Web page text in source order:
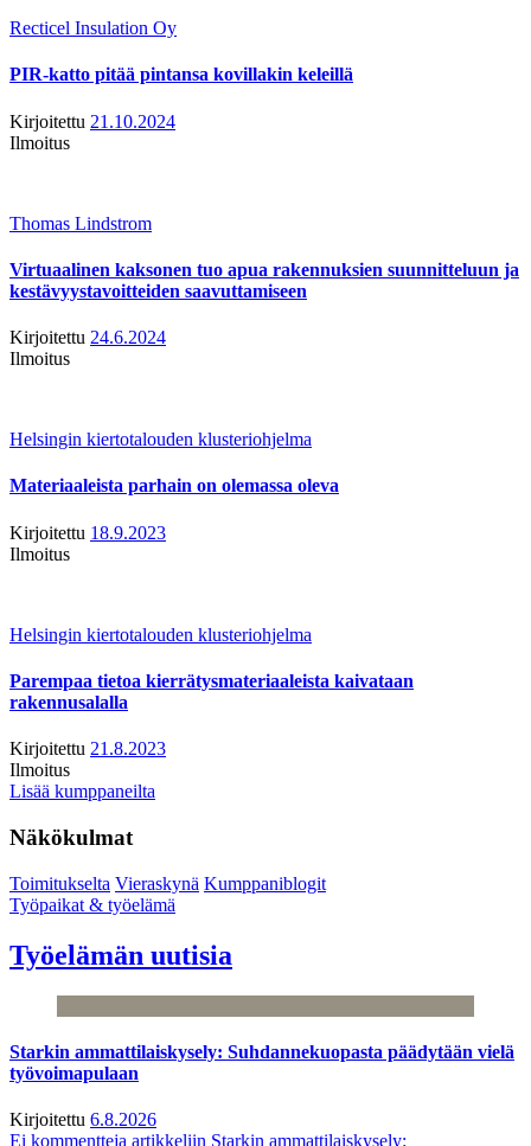
Recticel Insulation Oy
PIR-katto pitää pintansa kovillakin keleillä
Kirjoitettu 21.10.2024
Ilmoitus
Thomas Lindstrom
Virtuaalinen kaksonen tuo apua rakennuksien suunnitteluun ja
kestävyystavoitteiden saavuttamiseen
Kirjoitettu 24.6.2024
Ilmoitus
Helsingin kiertotalouden klusteriohjelma
Materiaaleista parhain on olemassa oleva
Kirjoitettu 18.9.2023
Ilmoitus
Helsingin kiertotalouden klusteriohjelma
Parempaa tietoa kierrätysmateriaaleista kaivataan
rakennusalalla
Kirjoitettu 21.8.2023
Ilmoitus
Lisää kumppaneilta
Näkökulmat
Toimitukselta Vieraskynä Kumppaniblogit
Työpaikat & työelämä
Työelämän uutisia
Starkin ammattilaiskysely: Suhdannekuopasta päädytään vielä
työvoimapulaan
Kirjoitettu 6.8.2026
Ei kommentteja artikkeliin Starkin ammattilaiskysely: